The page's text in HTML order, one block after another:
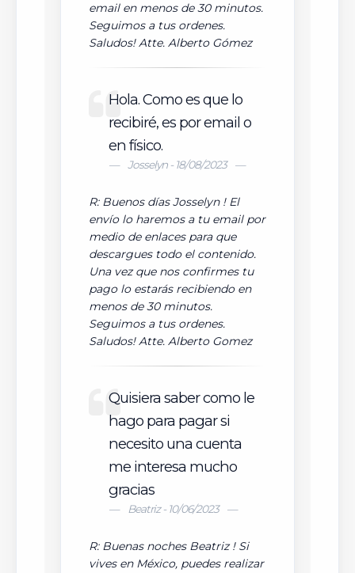
email en menos de 30 minutos.
Seguimos a tus ordenes.
Saludos! Atte. Alberto Gómez
Hola. Como es que lo
recibiré, es por email o
en físico.
Josselyn - 18/08/2023
R: Buenos días Josselyn ! El
envío lo haremos a tu email por
medio de enlaces para que
descargues todo el contenido.
Una vez que nos confirmes tu
pago lo estarás recibiendo en
menos de 30 minutos.
Seguimos a tus ordenes.
Saludos! Atte. Alberto Gomez
Quisiera saber como le
hago para pagar si
necesito una cuenta
me interesa mucho
gracias
Beatriz - 10/06/2023
R: Buenas noches Beatriz ! Si
vives en México, puedes realizar